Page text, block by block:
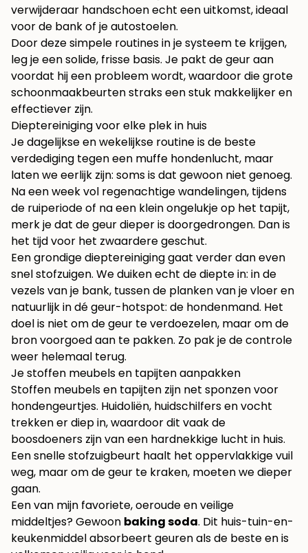
verwijderaar handschoenecht een uitkomst, ideaal
voor de bank of je autostoelen.
Door deze simpele routines in je systeem te krijgen,
leg je een solide, frisse basis. Je pakt de geur aan
voordat hij een probleem wordt, waardoor die grote
schoonmaakbeurten straks een stuk makkelijker en
effectiever zijn.
Dieptereiniging voor elke plek in huis
Je dagelijkse en wekelijkse routine is de beste
verdediging tegen een muffe hondenlucht, maar
laten we eerlijk zijn: soms is dat gewoon niet genoeg.
Na een week vol regenachtige wandelingen, tijdens
de ruiperiode of na een klein ongelukje op het tapijt,
merk je dat de geur dieper is doorgedrongen. Dan is
het tijd voor het zwaardere geschut.
Een grondige dieptereiniging gaat verder dan even
snel stofzuigen. We duiken echt de diepte in: in de
vezels van je bank, tussen de planken van je vloer en
natuurlijk in dé geur-hotspot: de hondenmand. Het
doel is niet om de geur te verdoezelen, maar om de
bron voorgoed aan te pakken. Zo pak je de controle
weer helemaal terug.
Je stoffen meubels en tapijten aanpakken
Stoffen meubels en tapijten zijn net sponzen voor
hondengeurtjes. Huidoliën, huidschilfers en vocht
trekken er diep in, waardoor dit vaak de
boosdoeners zijn van een hardnekkige lucht in huis.
Een snelle stofzuigbeurt haalt het oppervlakkige vuil
weg, maar om de geur te kraken, moeten we dieper
gaan.
Een van mijn favoriete, oeroude en veilige
middeltjes? Gewoon baking soda. Dit huis-tuin-en-
keukenmiddel absorbeert geuren als de beste en is